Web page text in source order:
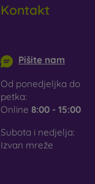
– staklo
staklena
Reciklirani
U našoj
materijala. Dovoljno
Kontakt
Pišite nam
Od ponedjeljka do
petka:
Online 8:00 - 15:00
Subota i nedjelja:
Izvan mreže